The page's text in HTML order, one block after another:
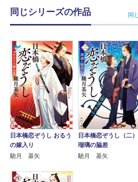
同じシリーズの作品 同
日本橋恋ぞうし おるう
の嫁入り
馳月 基矢
日本橋恋ぞうし（二）
瑠璃の脇差
馳月 基矢